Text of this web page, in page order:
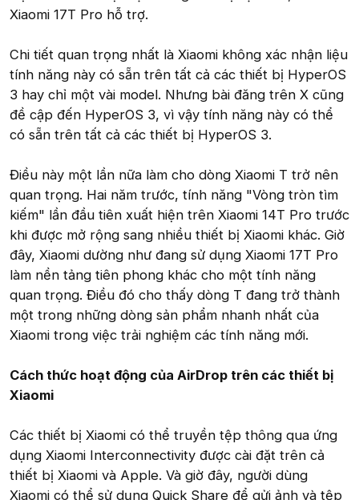
Xiaomi 17T Pro hỗ trợ.
Chi tiết quan trọng nhất là Xiaomi không xác nhận liệu
tính năng này có sẵn trên tất cả các thiết bị HyperOS
3 hay chỉ một vài model. Nhưng bài đăng trên X cũng
đề cập đến HyperOS 3, vì vậy tính năng này có thể
có sẵn trên tất cả các thiết bị HyperOS 3.
Điều này một lần nữa làm cho dòng Xiaomi T trở nên
quan trọng. Hai năm trước, tính năng "Vòng tròn tìm
kiếm" lần đầu tiên xuất hiện trên Xiaomi 14T Pro trước
khi được mở rộng sang nhiều thiết bị Xiaomi khác. Giờ
đây, Xiaomi dường như đang sử dụng Xiaomi 17T Pro
làm nền tảng tiên phong khác cho một tính năng
quan trọng. Điều đó cho thấy dòng T đang trở thành
một trong những dòng sản phẩm nhanh nhất của
Xiaomi trong việc trải nghiệm các tính năng mới.
Cách thức hoạt động của AirDrop trên các thiết bị
Xiaomi
Các thiết bị Xiaomi có thể truyền tệp thông qua ứng
dụng Xiaomi Interconnectivity được cài đặt trên cả
thiết bị Xiaomi và Apple. Và giờ đây, người dùng
Xiaomi có thể sử dụng Quick Share để gửi ảnh và tệp